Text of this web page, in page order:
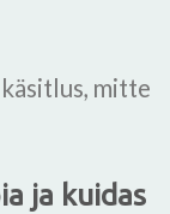
mitte
ja kuidas